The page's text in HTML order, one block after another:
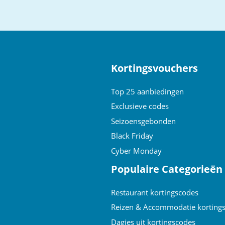
Kortingsvouchers
Top 25 aanbiedingen
Exclusieve codes
Seizoensgebonden
Black Friday
Cyber Monday
Populaire Categorieën
Restaurant kortingscodes
Reizen & Accommodatie
Dagjes uit kortingscodes